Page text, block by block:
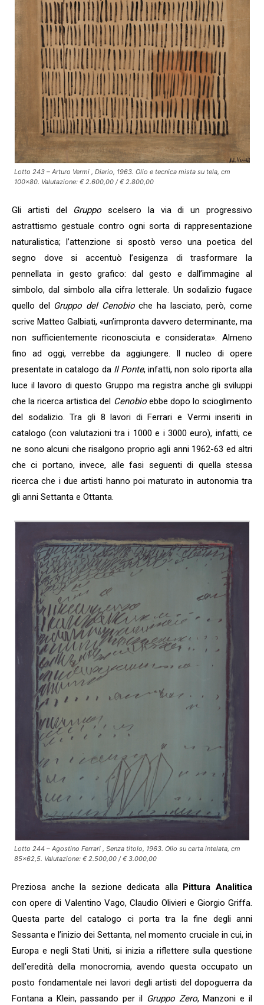
Lotto 243 – Arturo Vermi , Diario, 1963. Olio e tecnica mista su tela, cm
100×80. Valutazione: € 2.600,00 / € 2.800,00
Gli artisti del Gruppo scelsero la via di un progressivo
astrattismo gestuale contro ogni sorta di rappresentazione
naturalistica; l’attenzione si spostò verso una poetica del
segno dove si accentuò l’esigenza di trasformare la
pennellata in gesto grafico: dal gesto e dall’immagine al
simbolo, dal simbolo alla cifra letterale. Un sodalizio fugace
quello del Gruppo del Cenobioche ha lasciato, però, come
scrive Matteo Galbiati, «un’impronta davvero determinante, ma
non sufficientemente riconosciuta e considerata». Almeno
fino ad oggi, verrebbe da aggiungere. Il nucleo di opere
presentate in catalogo da Il Ponte, infatti, non solo riporta alla
luce il lavoro di questo Gruppo ma registra anche gli sviluppi
che la ricerca artistica del Cenobioebbe dopo lo scioglimento
del sodalizio. Tra gli 8 lavori di Ferrari e Vermi inseriti in
catalogo (con valutazioni tra i 1000 e i 3000 euro), infatti, ce
ne sono alcuni che risalgono proprio agli anni 1962-63 ed altri
che ci portano, invece, alle fasi seguenti di quella stessa
ricerca che i due artisti hanno poi maturato in autonomia tra
gli anni Settanta e Ottanta.
Lotto 244 – Agostino Ferrari , Senza titolo, 1963. Olio su carta intelata, cm
85×62,5. Valutazione: € 2.500,00 / € 3.000,00
Preziosa anche la sezione dedicata alla Pittura Analitica
con opere di Valentino Vago, Claudio Olivieri e Giorgio Griffa.
Questa parte del catalogo ci porta tra la fine degli anni
Sessanta e l’inizio dei Settanta, nel momento cruciale in cui, in
Europa e negli Stati Uniti, si inizia a riflettere sulla questione
dell’eredità della monocromia, avendo questa occupato un
posto fondamentale nei lavori degli artisti del dopoguerra da
Fontana a Klein, passando per il Gruppo Zero, Manzoni e il